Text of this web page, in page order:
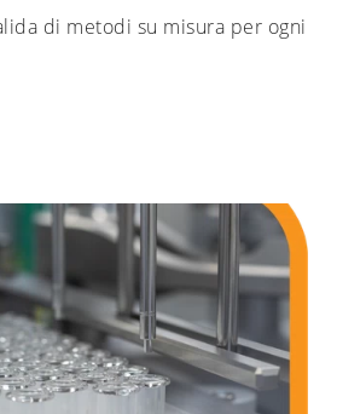
di metodi su misura per ogni